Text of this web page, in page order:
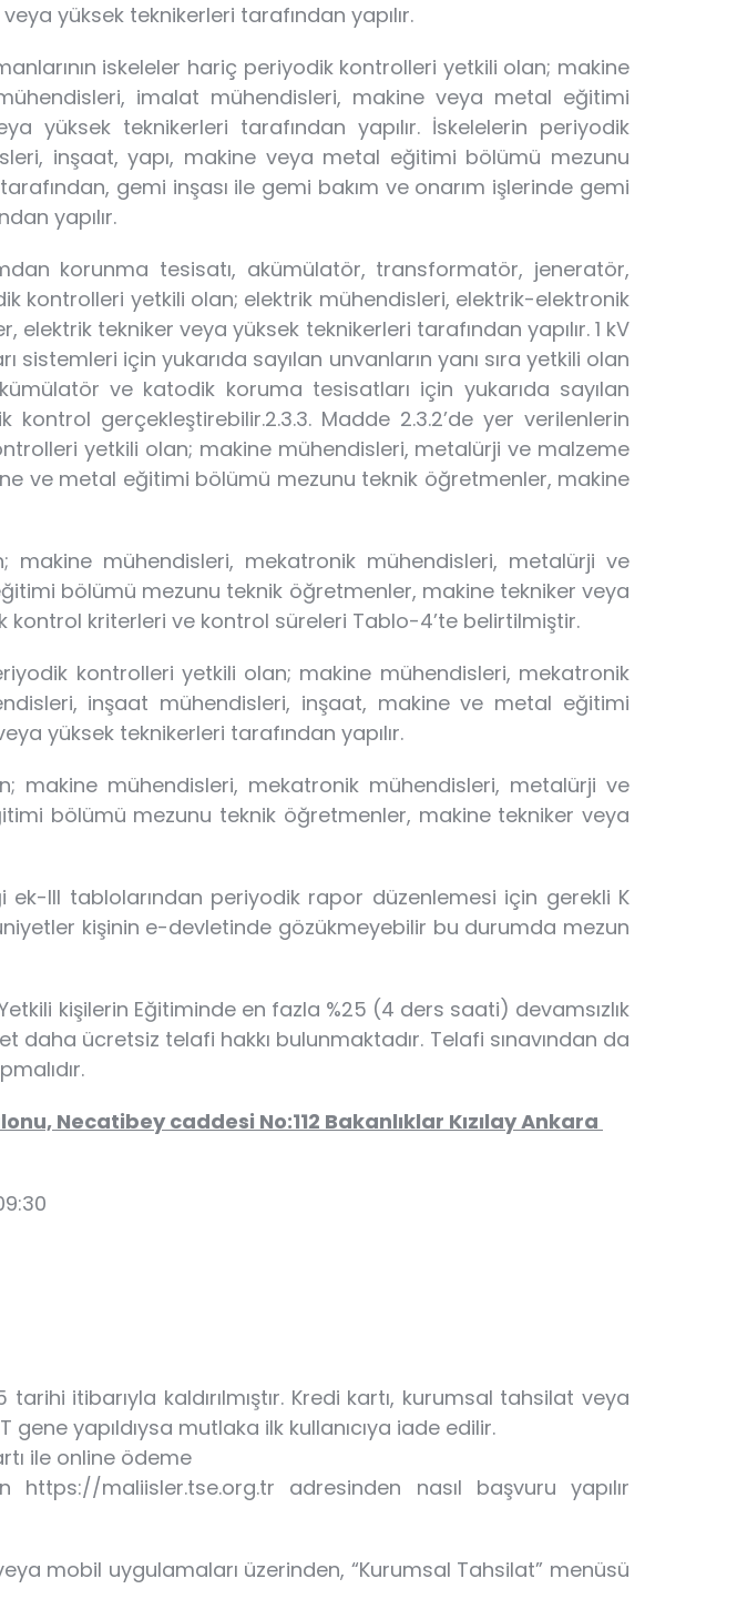
yüksek teknikerleri tarafından yapılır.
iskeleler hariç periyodik kontrolleri yetkili olan; makine
imalat mühendisleri, makine veya metal eğitimi
teknikerleri tarafından yapılır. İskelelerin periyodik
inşaat, yapı, makine veya metal eğitimi bölümü mezunu
gemi inşası ile gemi bakım ve onarım işlerinde gemi
yapılır.
korunma tesisatı, akümülatör, transformatör, jeneratör,
kontrolleri yetkili olan; elektrik mühendisleri, elektrik-elektronik
tekniker veya yüksek teknikerleri tarafından yapılır. 1 kV
için yukarıda sayılan unvanların yanı sıra yetkili olan
ve katodik koruma tesisatları için yukarıda sayılan
gerçekleştirebilir.2.3.3. Madde 2.3.2’de yer verilenlerin
yetkili olan; makine mühendisleri, metalürji ve malzeme
ve metal eğitimi bölümü mezunu teknik öğretmenler, makine
makine mühendisleri, mekatronik mühendisleri, metalürji ve
bölümü mezunu teknik öğretmenler, makine tekniker veya
kontrol kriterleri ve kontrol süreleri Tablo-4’te belirtilmiştir.
kontrolleri yetkili olan; makine mühendisleri, mekatronik
inşaat mühendisleri, inşaat, makine ve metal eğitimi
yüksek teknikerleri tarafından yapılır.
makine mühendisleri, mekatronik mühendisleri, metalürji ve
bölümü mezunu teknik öğretmenler, makine tekniker veya
ek-III tablolarından periyodik rapor düzenlemesi için gerekli K
kişinin e-devletinde gözükmeyebilir bu durumda mezun
kişilerin Eğitiminde en fazla %25 (4 ders saati) devamsızlık
daha ücretsiz telafi hakkı bulunmaktadır. Telafi sınavından da
Necatibey caddesi No:112 Bakanlıklar Kızılay Ankara
itibarıyla kaldırılmıştır. Kredi kartı, kurumsal tahsilat veya
yapıldıysa mutlaka ilk kullanıcıya iade edilir.
ile online ödeme
maliisler.tse.org.tr adresinden nasıl başvuru yapılır
mobil uygulamaları üzerinden, “Kurumsal Tahsilat” menüsü